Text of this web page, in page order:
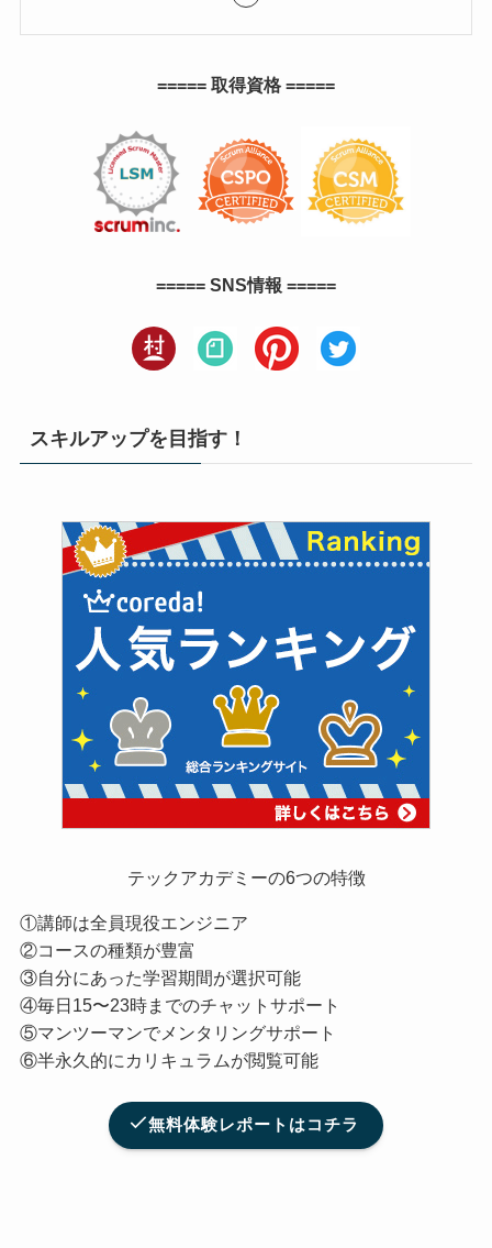
===== 取得資格 =====
===== SNS情報 =====
スキルアップを目指す！
テックアカデミーの6つの特徴
①講師は全員現役エンジニア
②コースの種類が豊富
③自分にあった学習期間が選択可能
④毎日15〜23時までのチャットサポート
⑤マンツーマンでメンタリングサポート
⑥半永久的にカリキュラムが閲覧可能
無料体験レポートはコチラ